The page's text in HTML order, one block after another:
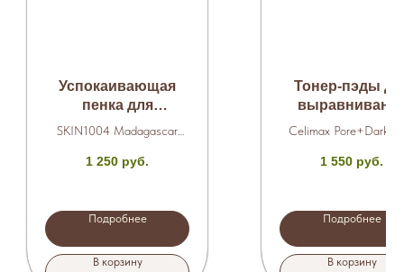
Успокаивающая
пенка для
умывания с
центеллой 125 мл.
SKIN1004 Madagascar
1 250 руб.
Подробнее
В корзину
Тонер-пэды
тона и
Celimax Pore+Dark
1 550 руб.
Подробнее
В корзину